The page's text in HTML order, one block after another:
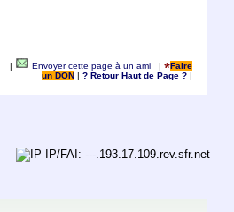
Envoyer cette page à un ami |
Faire
un DON
|? Retour Haut de Page ?
IP/FAI: ---.193.17.109.rev.sfr.net